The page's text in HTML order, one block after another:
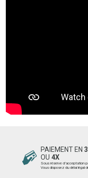
PAIEMENT EN
OU 4X
Sous réserve d’acceptation
Vous disposez du délai légal